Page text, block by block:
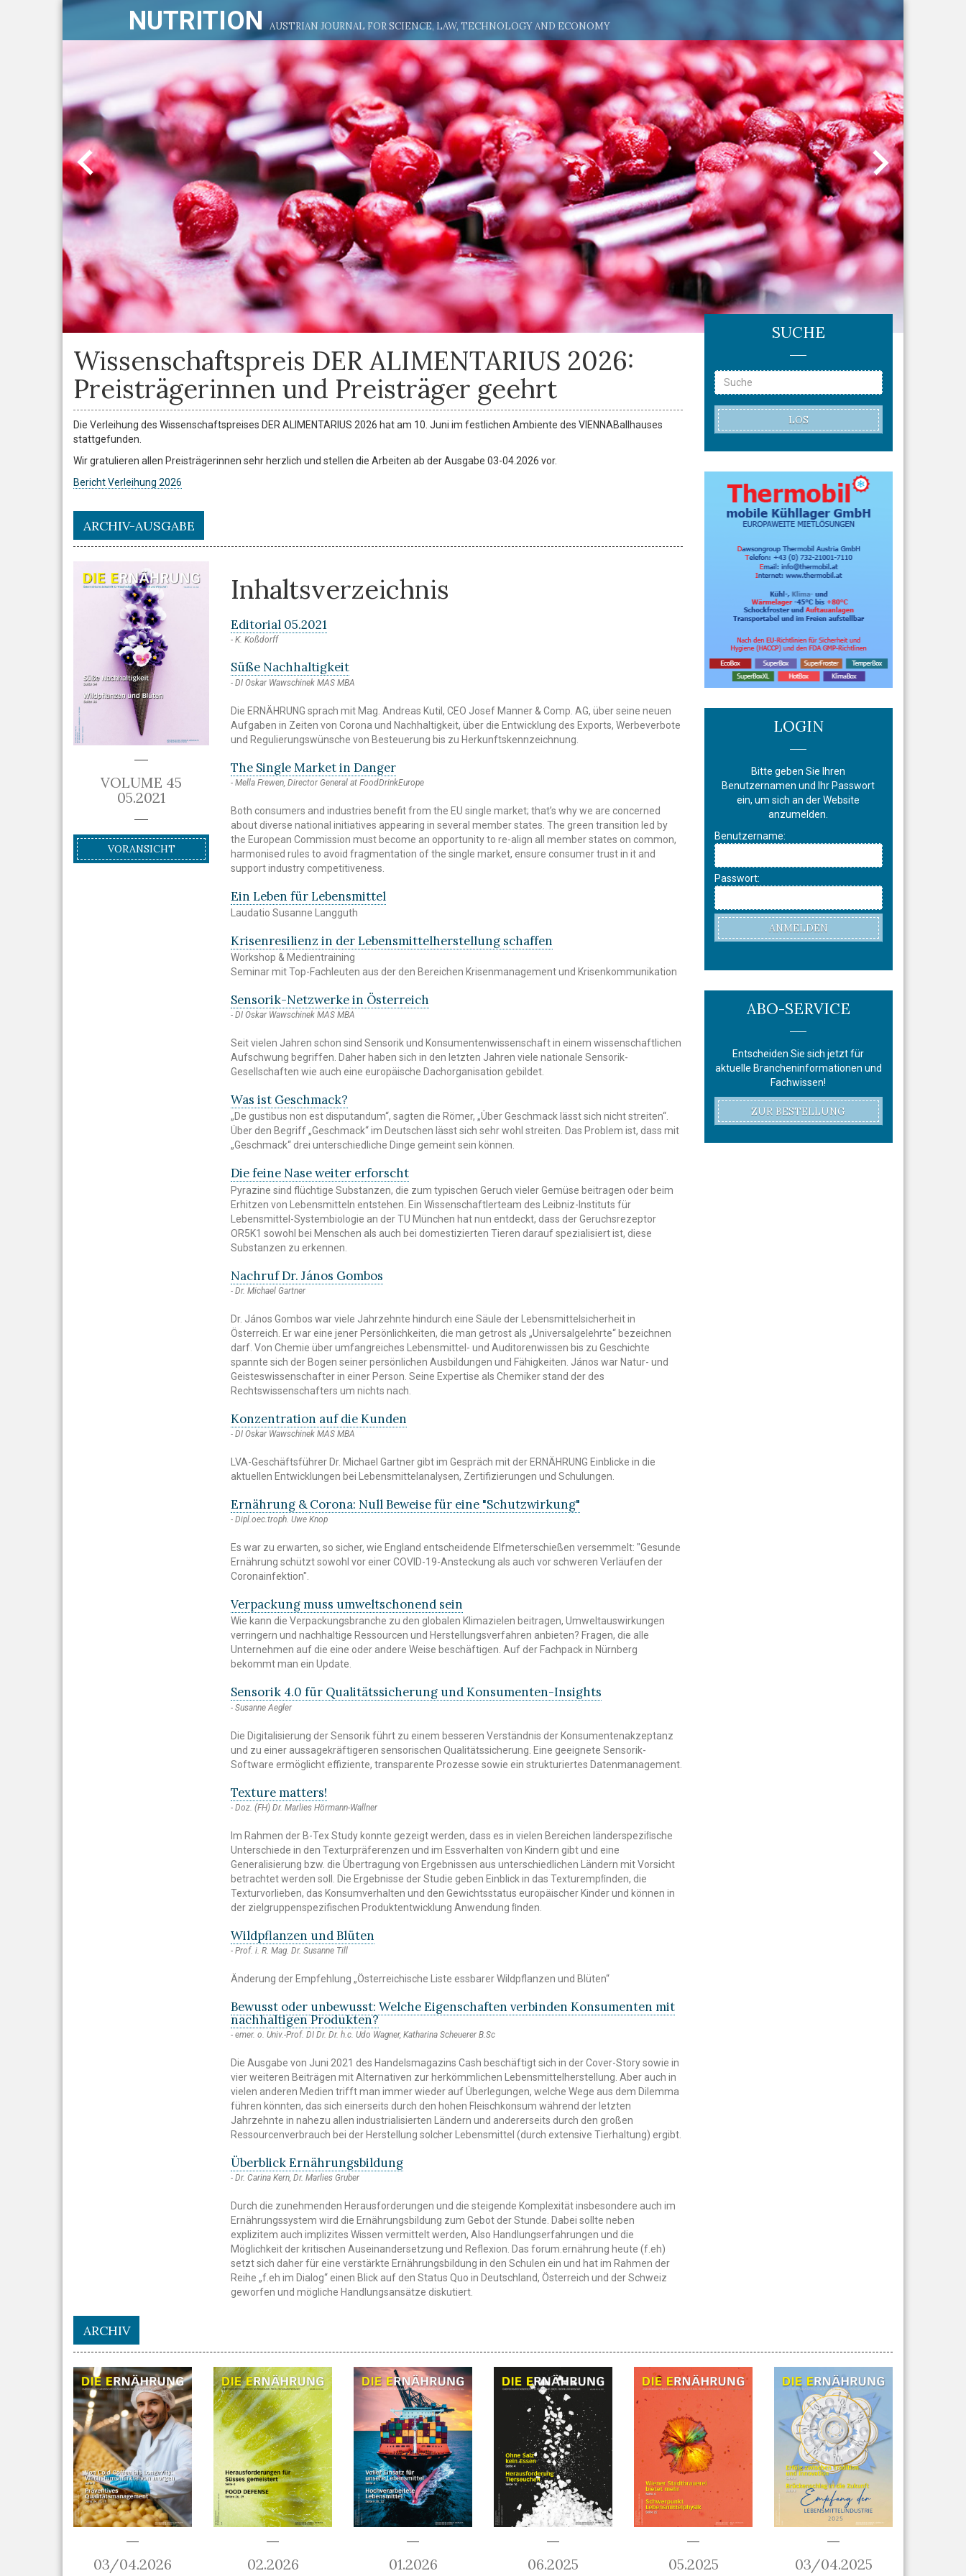
NUTRITIONAUSTRIAN JOURNAL FOR SCIENCE, LAW, TECHNOLOGY AND ECONOMY
Wissenschaftspreis DER ALIMENTARIUS 2026:
Preisträgerinnen und Preisträger geehrt
Die Verleihung des Wissenschaftspreises DER ALIMENTARIUS 2026 hat am 10. Juni im festlichen Ambiente des VIENNABallhauses
stattgefunden.
Wir gratulieren allen Preisträgerinnen sehr herzlich und stellen die Arbeiten ab der Ausgabe 03-04.2026 vor.
Bericht Verleihung 2026
ARCHIV-AUSGABE
VOLUME 45
05.2021
VORANSICHT
Inhaltsverzeichnis
Editorial 05.2021
K. Koßdorff
Süße Nachhaltigkeit
DI Oskar Wawschinek MAS MBA
Die ERNÄHRUNG sprach mit Mag. Andreas Kutil, CEO Josef Manner & Comp. AG, über seine neuen
Aufgaben in Zeiten von Corona und Nachhaltigkeit, über die Entwicklung des Exports, Werbeverbote
und Regulierungswünsche von Besteuerung bis zu Herkunftskennzeichnung.
The Single Market in Danger
Mella Frewen, Director General at FoodDrinkEurope
Both consumers and industries benefit from the EU single market; that’s why we are concerned
about diverse national initiatives appearing in several member states. The green transition led by
the European Commission must become an opportunity to re-align all member states on common,
harmonised rules to avoid fragmentation of the single market, ensure consumer trust in it and
support industry competitiveness.
Ein Leben für Lebensmittel
Laudatio Susanne Langguth
Krisenresilienz in der Lebensmittelherstellung schaffen
Workshop & Medientraining
Seminar mit Top-Fachleuten aus der den Bereichen Krisenmanagement und Krisenkommunikation
Sensorik-Netzwerke in Österreich
DI Oskar Wawschinek MAS MBA
Seit vielen Jahren schon sind Sensorik und Konsumentenwissenschaft in einem wissenschaftlichen
Aufschwung begriffen. Daher haben sich in den letzten Jahren viele nationale Sensorik-
Gesellschaften wie auch eine europäische Dachorganisation gebildet.
Was ist Geschmack?
„De gustibus non est disputandum“, sagten die Römer, „Über Geschmack lässt sich nicht streiten“.
Über den Begriff „Geschmack“ im Deutschen lässt sich sehr wohl streiten. Das Problem ist, dass mit
„Geschmack“ drei unterschiedliche Dinge gemeint sein können.
Die feine Nase weiter erforscht
Pyrazine sind flüchtige Substanzen, die zum typischen Geruch vieler Gemüse beitragen oder beim
Erhitzen von Lebensmitteln entstehen. Ein Wissenschaftlerteam des Leibniz-Instituts für
Lebensmittel-Systembiologie an der TU München hat nun entdeckt, dass der Geruchsrezeptor
OR5K1 sowohl bei Menschen als auch bei domestizierten Tieren darauf spezialisiert ist, diese
Substanzen zu erkennen.
Nachruf Dr. János Gombos
Dr. Michael Gartner
Dr. János Gombos war viele Jahrzehnte hindurch eine Säule der Lebensmittelsicherheit in
Österreich. Er war eine jener Persönlichkeiten, die man getrost als „Universalgelehrte“ bezeichnen
darf. Von Chemie über umfangreiches Lebensmittel- und Auditorenwissen bis zu Geschichte
spannte sich der Bogen seiner persönlichen Ausbildungen und Fähigkeiten. János war Natur- und
Geisteswissenschafter in einer Person. Seine Expertise als Chemiker stand der des
Rechtswissenschafters um nichts nach.
Konzentration auf die Kunden
DI Oskar Wawschinek MAS MBA
LVA-Geschäftsführer Dr. Michael Gartner gibt im Gespräch mit der ERNÄHRUNG Einblicke in die
aktuellen Entwicklungen bei Lebensmittelanalysen, Zertifizierungen und Schulungen.
Ernährung & Corona: Null Beweise für eine "Schutzwirkung"
Dipl.oec.troph. Uwe Knop
Es war zu erwarten, so sicher, wie England entscheidende Elfmeterschießen versemmelt: "Gesunde
Ernährung schützt sowohl vor einer COVID-19-Ansteckung als auch vor schweren Verläufen der
Coronainfektion".
Verpackung muss umweltschonend sein
Wie kann die Verpackungsbranche zu den globalen Klimazielen beitragen, Umweltauswirkungen
verringern und nachhaltige Ressourcen und Herstellungsverfahren anbieten? Fragen, die alle
Unternehmen auf die eine oder andere Weise beschäftigen. Auf der Fachpack in Nürnberg
bekommt man ein Update.
Sensorik 4.0 für Qualitätssicherung und Konsumenten-Insights
Susanne Aegler
Die Digitalisierung der Sensorik führt zu einem besseren Verständnis der Konsumentenakzeptanz
und zu einer aussagekräftigeren sensorischen Qualitätssicherung. Eine geeignete Sensorik-
Software ermöglicht effiziente, transparente Prozesse sowie ein strukturiertes Datenmanagement.
Texture matters!
Doz. (FH) Dr. Marlies Hörmann-Wallner
Im Rahmen der B-Tex Study konnte gezeigt werden, dass es in vielen Bereichen länderspeziﬁsche
Unterschiede in den Texturpräferenzen und im Essverhalten von Kindern gibt und eine
Generalisierung bzw. die Übertragung von Ergebnissen aus unterschiedlichen Ländern mit Vorsicht
betrachtet werden soll. Die Ergebnisse der Studie geben Einblick in das Texturempﬁnden, die
Texturvorlieben, das Konsumverhalten und den Gewichtsstatus europäischer Kinder und können in
der zielgruppenspezifischen Produktentwicklung Anwendung ﬁnden.
Wildpflanzen und Blüten
Prof. i. R. Mag. Dr. Susanne Till
Änderung der Empfehlung „Österreichische Liste essbarer Wildpflanzen und Blüten“
Bewusst oder unbewusst: Welche Eigenschaften verbinden Konsumenten mit
nachhaltigen Produkten?
emer. o. Univ.-Prof. DI Dr. Dr. h.c. Udo Wagner, Katharina Scheuerer B.Sc
Die Ausgabe von Juni 2021 des Handelsmagazins Cash beschäftigt sich in der Cover-Story sowie in
vier weiteren Beiträgen mit Alternativen zur herkömmlichen Lebensmittelherstellung. Aber auch in
vielen anderen Medien trifft man immer wieder auf Überlegungen, welche Wege aus dem Dilemma
führen könnten, das sich einerseits durch den hohen Fleischkonsum während der letzten
Jahrzehnte in nahezu allen industrialisierten Ländern und andererseits durch den großen
Ressourcenverbrauch bei der Herstellung solcher Lebensmittel (durch extensive Tierhaltung) ergibt.
Überblick Ernährungsbildung
Dr. Carina Kern, Dr. Marlies Gruber
Durch die zunehmenden Herausforderungen und die steigende Komplexität insbesondere auch im
Ernährungssystem wird die Ernährungsbildung zum Gebot der Stunde. Dabei sollte neben
explizitem auch implizites Wissen vermittelt werden, Also Handlungserfahrungen und die
Möglichkeit der kritischen Auseinandersetzung und Reflexion. Das forum.ernährung heute (f.eh)
setzt sich daher für eine verstärkte Ernährungsbildung in den Schulen ein und hat im Rahmen der
Reihe „f.eh im Dialog“ einen Blick auf den Status Quo in Deutschland, Österreich und der Schweiz
geworfen und mögliche Handlungsansätze diskutiert.
SUCHE
LOS
LOGIN
Bitte geben Sie Ihren
Benutzernamen und Ihr Passwort
ein, um sich an der Website
anzumelden.
Benutzername:
Passwort:
ANMELDEN
ABO-SERVICE
Entscheiden Sie sich jetzt für
aktuelle Brancheninformationen und
Fachwissen!
ZUR BESTELLUNG
ARCHIV
03/04.2026 02.2026 01.2026 06.2025 05.2025 03/04.2025